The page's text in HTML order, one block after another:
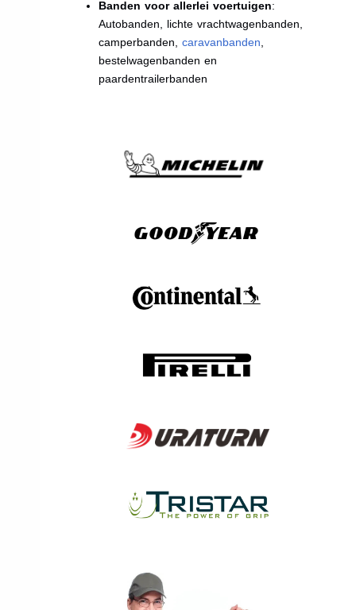
Banden voor allerlei voertuigen:
Autobanden, lichte vrachtwagenbanden,
camperbanden, caravanbanden,
bestelwagenbanden en
paardentrailerbanden